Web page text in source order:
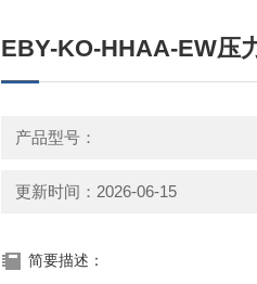
EBY-KO-HHAA-EW压
产品型号：
更新时间：2026-06-15
简要描述：